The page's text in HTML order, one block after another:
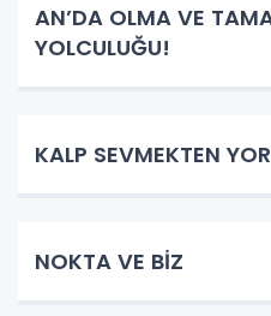
AN’DA OLMA VE
YOLCULUĞU!
KALP SEVMEKTEN
NOKTA VE BİZ